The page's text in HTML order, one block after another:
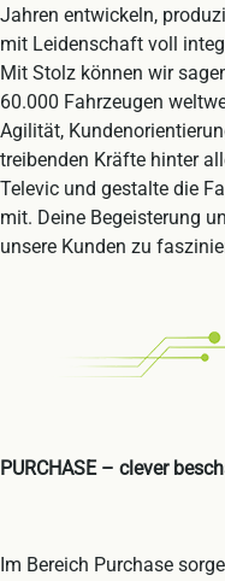
Jahren entwickeln,
mit Leidenschaft voll
Mit Stolz können wir
60.000 Fahrzeugen
Agilität,
treibenden Kräfte hinter
Televic und gestalte die
mit. Deine Begeisterung
unsere Kunden zu
PURCHASE – clever
Im Bereich Purchase